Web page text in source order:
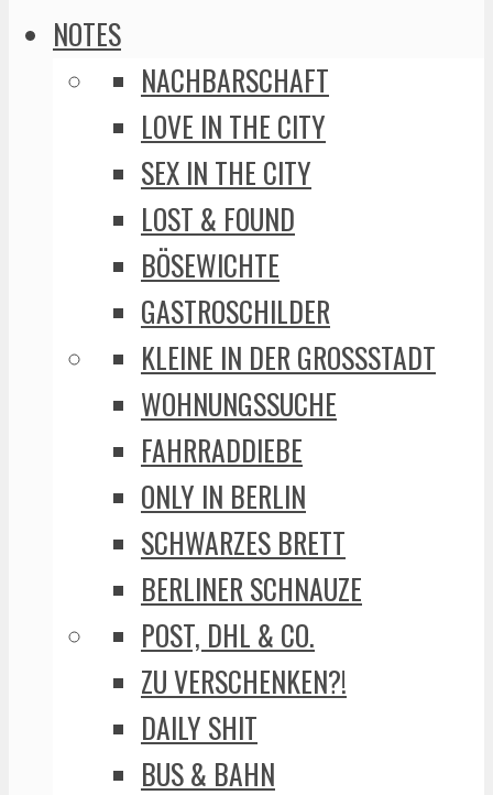
NOTES
NACHBARSCHAFT
LOVE IN THE CITY
SEX IN THE CITY
LOST & FOUND
BÖSEWICHTE
GASTROSCHILDER
KLEINE IN DER GROSSSTADT
WOHNUNGSSUCHE
FAHRRADDIEBE
ONLY IN BERLIN
SCHWARZES BRETT
BERLINER SCHNAUZE
POST, DHL & CO.
ZU VERSCHENKEN?!
DAILY SHIT
BUS & BAHN